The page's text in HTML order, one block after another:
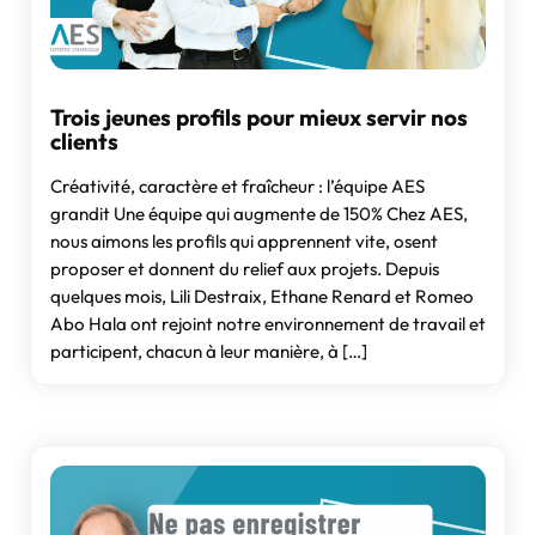
Trois jeunes profils pour mieux servir nos
clients
Créativité, caractère et fraîcheur : l’équipe AES
grandit Une équipe qui augmente de 150% Chez AES,
nous aimons les profils qui apprennent vite, osent
proposer et donnent du relief aux projets. Depuis
quelques mois, Lili Destraix, Ethane Renard et Romeo
Abo Hala ont rejoint notre environnement de travail et
participent, chacun à leur manière, à […]